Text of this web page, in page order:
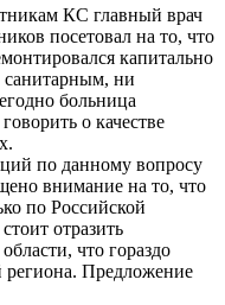
КС главный врач
посетовал на то, что
капитально
санитарным, ни
больница
о качестве
по данному вопросу
внимание на то, что
по Российской
отразить
что гораздо
региона. Предложение